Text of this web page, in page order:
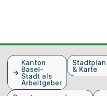
FusszeileKanton
Basel-
Stadt als
Arbeitgeber
Stadtplan
& Karte